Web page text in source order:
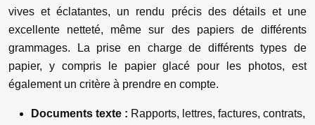
vives et éclatantes, un rendu précis des détails et une
excellente netteté, même sur des papiers de différents
grammages. La prise en charge de différents types de
papier, y compris le papier glacé pour les photos, est
également un critère à prendre en compte.
Documents texte : Rapports, lettres, factures, contrats,